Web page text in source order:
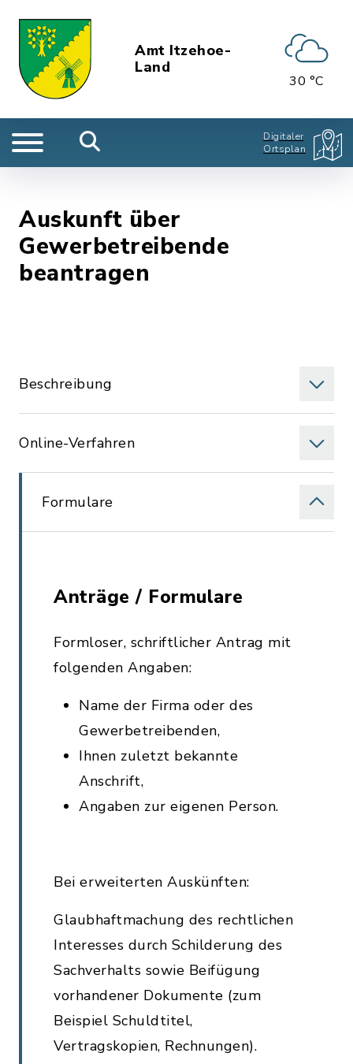
Amt Itzehoe-
Land
30 °C
Digitaler
Ortsplan
Auskunft über
Gewerbetreibende
beantragen
Beschreibung
Online-Verfahren
Formulare
Anträge / Formulare
Formloser, schriftlicher Antrag mit
folgenden Angaben:
Name der Firma oder des
Gewerbetreibenden,
Ihnen zuletzt bekannte
Anschrift,
Angaben zur eigenen Person.
Bei erweiterten Auskünften:
Glaubhaftmachung des rechtlichen
Interesses durch Schilderung des
Sachverhalts sowie Beifügung
vorhandener Dokumente (zum
Beispiel Schuldtitel,
Vertragskopien, Rechnungen).